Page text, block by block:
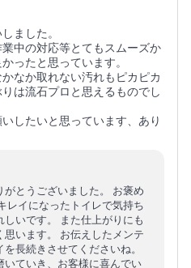
ました。
中の対応等とてもスムーズか
ったと思っています。
なか取れない汚れもピカピカ
は流石プロと思えるものでし
したいと思っています、あり
がとうございました。 お褒め
レイになったトイレで気持ち
いです。 また仕上がりにも
います。 お伝えしたメンテ
長続きさせてくださいね。
いていき、お客様に喜んでい